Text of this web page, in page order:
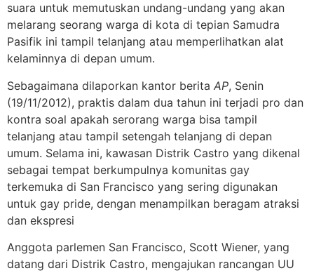
suara untuk memutuskan undang-undang yang akan
melarang seorang warga di kota di tepian Samudra
Pasifik ini tampil telanjang atau memperlihatkan alat
kelaminnya di depan umum.
Sebagaimana dilaporkan kantor berita AP, Senin
(19/11/2012), praktis dalam dua tahun ini terjadi pro dan
kontra soal apakah serorang warga bisa tampil
telanjang atau tampil setengah telanjang di depan
umum. Selama ini, kawasan Distrik Castro yang dikenal
sebagai tempat berkumpulnya komunitas gay
terkemuka di San Francisco yang sering digunakan
untuk gay pride, dengan menampilkan beragam atraksi
dan ekspresi
Anggota parlemen San Francisco, Scott Wiener, yang
datang dari Distrik Castro, mengajukan rancangan UU